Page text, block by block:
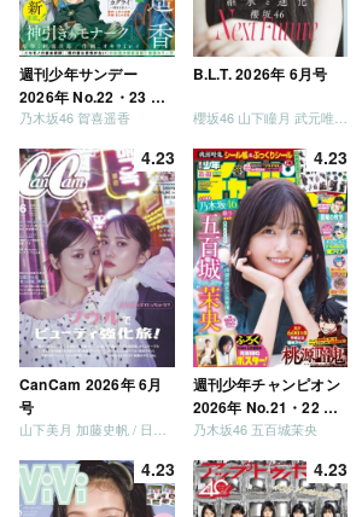
週刊少年サンデー
2026年 No.22・23 合
併号
乃木坂46 賀喜遥香
B.L.T. 2026年 6月号
櫻坂46 山下瞳月 武元唯衣 / 乃木坂46 海邉朱莉
4.23
CanCam 2026年 6月
号
4.23
週刊少年チャンピオン
2026年 No.21・22 合
併号
乃木坂46 五百城茉央
4.23 4.23